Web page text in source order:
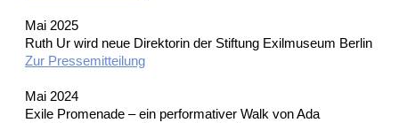
Mai 2025
Ruth Ur wird neue Direktorin der Stiftung Exilmuseum Berlin
Zur Pressemitteilung
Mai 2024
Exile Promenade – ein performativer Walk von Ada